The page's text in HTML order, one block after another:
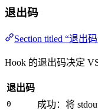
退出码
Section titled “退出
Hook 的退出码决定
退出码
0 成功：将